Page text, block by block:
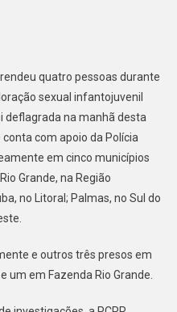
quatro pessoas durante
sexual infantojuvenil
deflagrada na manhã desta
com apoio da Polícia
em cinco municípios
Grande, na Região
no Litoral; Palmas, no Sul do
e outros três presos em
um em Fazenda Rio Grande.